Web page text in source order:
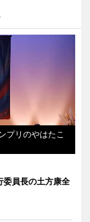
プリのやはたこ
委員長の土方康全